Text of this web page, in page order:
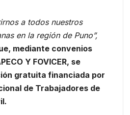
a todos nuestros
en la región de Puno”,
mediante convenios
Y FOVICER, se
gratuita financiada por
de Trabajadores de